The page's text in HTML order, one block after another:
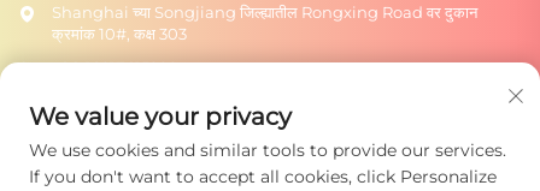
Shanghai च्या Songjiang जिल्ह्यातील Rongxing Road वर दुकान
क्रमांक 10#, कक्ष 303
+86-18217615209
पाठवा
We value your privacy
We use cookies and similar tools to provide our services.
If you don't want to accept all cookies, click Personalize